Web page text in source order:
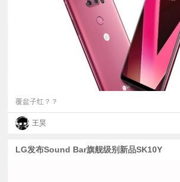
覆盆子红？？
王昊
LG发布Sound Bar旗舰级别新品SK10Y